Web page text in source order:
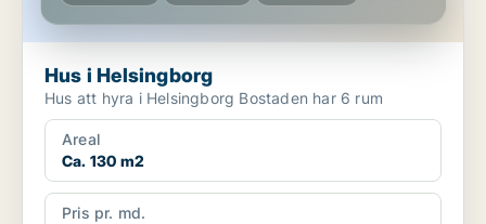
Hus i Helsingborg
Hus att hyra i Helsingborg Bostaden har 6 rum
Areal
Ca. 130 m2
Pris pr. md.